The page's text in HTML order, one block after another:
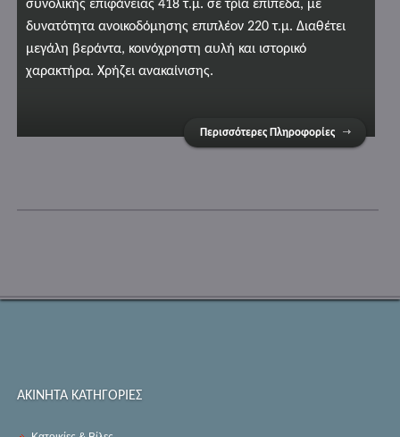
συνολικής επιφάνειας 418 τ.μ. σε τρία επίπεδα, με
δυνατότητα ανοικοδόμησης επιπλέον 220 τ.μ. Διαθέτει
μεγάλη βεράντα, κοινόχρηστη αυλή και ιστορικό
χαρακτήρα. Χρήζει ανακαίνισης.
Περισσότερες Πληροφορίες
ΑΚΙΝΗΤΑ ΚΑΤΗΓΟΡΙΕΣ